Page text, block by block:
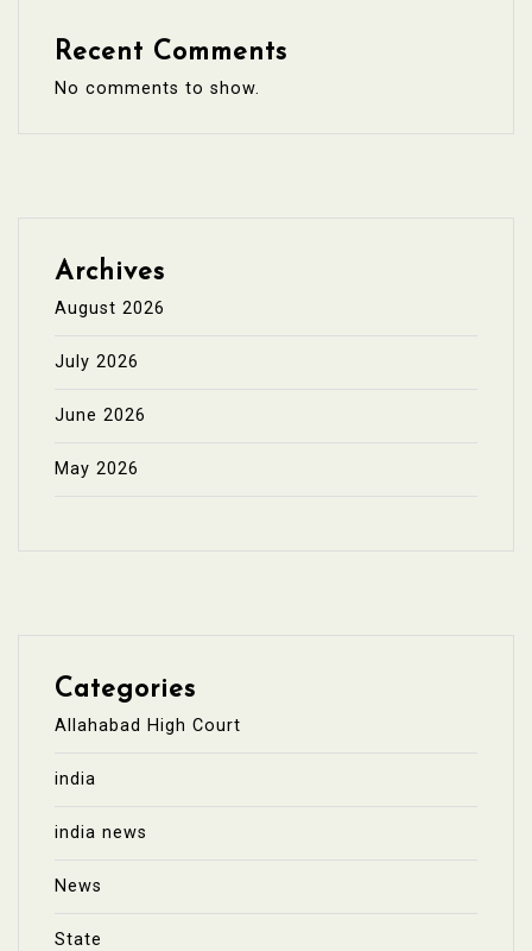
Recent Comments
No comments to show.
Archives
August 2026
July 2026
June 2026
May 2026
Categories
Allahabad High Court
india
india news
News
State